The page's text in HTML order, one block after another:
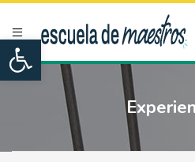
Open toolbar